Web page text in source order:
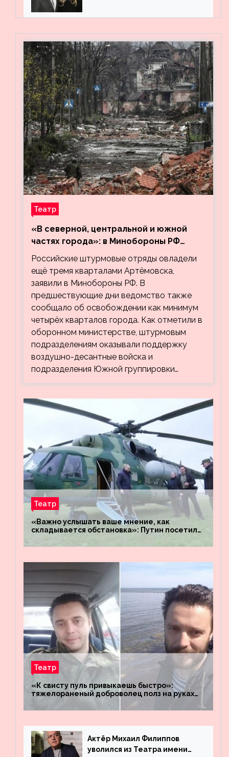
Театр
«В северной, центральной и южной
частях города»: в Минобороны РФ
заявили об освобождении ещё трёх
кварталов Артёмовска
Российские штурмовые отряды овладели
ещё тремя кварталами Артёмовска,
заявили в Минобороны РФ. В
предшествующие дни ведомство также
сообщало об освобождении как минимум
четырёх кварталов города. Как отметили в
оборонном министерстве, штурмовым
подразделениям оказывали поддержку
воздушно-десантные войска и
подразделения Южной группировки…
Театр
«Важно услышать ваше мнение, как
складывается обстановка»: Путин посетил
«Восток»
Театр
«К свисту пуль привыкаешь быстро»:
тяжелораненый доброволец полз на руках
четыре километра через заминированное
поле
Актёр Михаил Филиппов
уволился из Театра имени